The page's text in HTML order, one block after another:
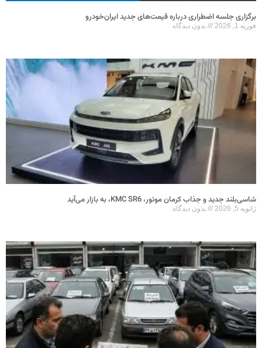
برگزاری جلسه اضطراری درباره قیمت‌های جدید ایران‌خودرو
فوریه 1, 2026 بدون دیدگاه
شاسی‌بلند جدید و جذاب کرمان موتور، KMC SR6، به بازار می‌آید
ژانویه 5, 2026 بدون دیدگاه